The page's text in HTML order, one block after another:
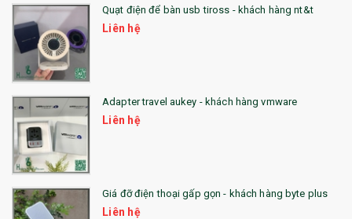
QUÀ TẶNG KHUYẾN MẠI
QUÀ TẶNG SX NHANH
QUÀ TẶNG HỘI THẢO
QUÀ TẶNG CÔNG NGHỆ
SẢN PHẨM ĐÃ THỰC HIỆN
QUÀ TẶNG SỨC KHỎE
SẢN PHẨM MỚI 2021
Quạt điện để bàn usb tiross - khách hàng nt&t
Liên hệ
Adapter travel aukey - khách hàng vmware
Liên hệ
Giá đỡ điện thoại gấp gọn - khách hàng byte plus
Liên hệ